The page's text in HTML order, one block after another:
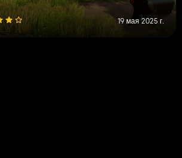
19 мая 2025 г.